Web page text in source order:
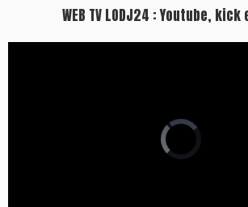
WEB TV LODJ24 : Youtube,